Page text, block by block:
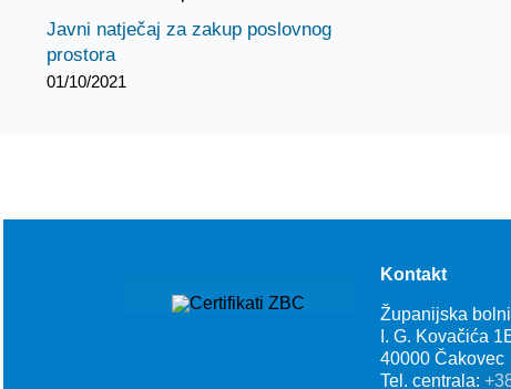
Javni natječaj za zakup poslovnog
prostora
01/10/2021
Kontakt
Županijska
I. G. Kovačića
40000 Čakovec
Tel. centrala: